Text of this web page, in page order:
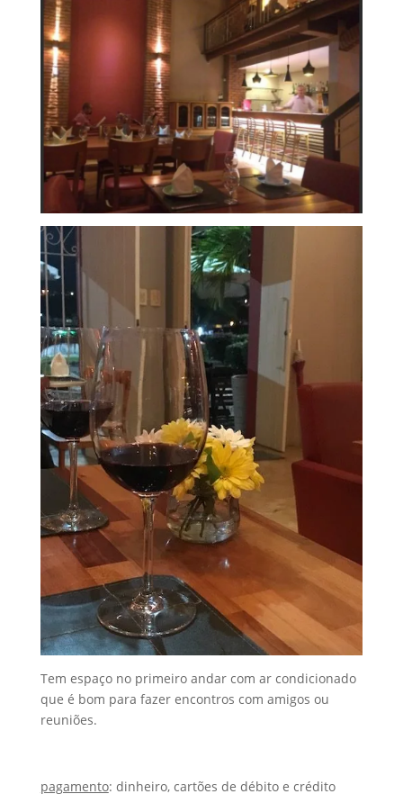
Tem espaço no primeiro andar com ar condicionado
que é bom para fazer encontros com amigos ou
reuniões.
pagamento: dinheiro, cartões de débito e crédito